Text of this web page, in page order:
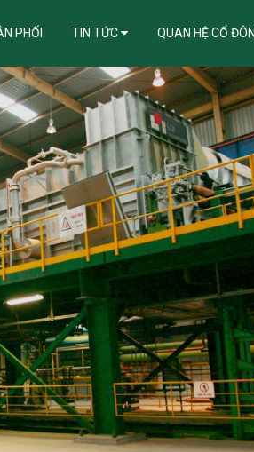
PHỐI TIN TỨC QUAN HỆ CỔ
TRONG THI CÔNG, BẢO QUẢN TÔN MẠ